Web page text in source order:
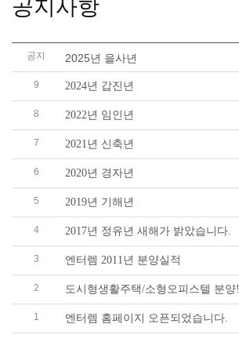
공지사항
공지 2025년 을사년
9 2024년 갑진년
8 2022년 임인년
7 2021년 신축년
6 2020년 경자년
5 2019년 기해년
4 2017년 정유년 새해가 밝았습니다.
3 엔터렘 2011년 분양실적
2 도시형생활주택/소형오피스텔 분양!
1 엔터렘 홈페이지 오픈되었습니다.